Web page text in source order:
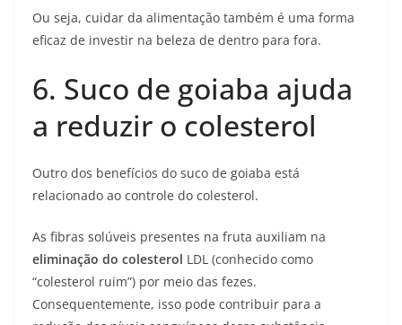
Ou seja, cuidar da alimentação também é uma forma
eficaz de investir na beleza de dentro para fora.
6. Suco de goiaba ajuda
a reduzir o colesterol
Outro dos benefícios do suco de goiaba está
relacionado ao controle do colesterol.
As fibras solúveis presentes na fruta auxiliam na
eliminação do colesterol LDL (conhecido como
“colesterol ruim”) por meio das fezes.
Consequentemente, isso pode contribuir para a